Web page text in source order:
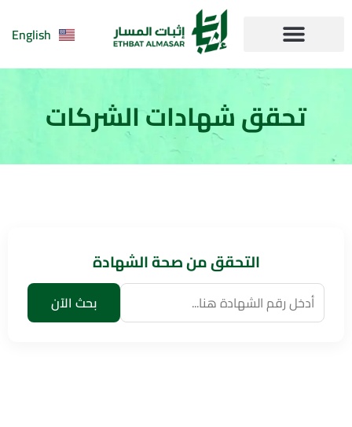
English
تحقق شهادات الشركات
التحقق من صحة الشهادة
بحث الآن